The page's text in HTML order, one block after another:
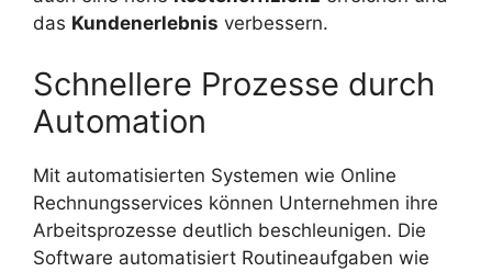
das Kundenerlebnis verbessern.
Schnellere Prozesse durch
Automation
Mit automatisierten Systemen wie Online
Rechnungsservices können Unternehmen ihre
Arbeitsprozesse deutlich beschleunigen. Die
Software automatisiert Routineaufgaben wie